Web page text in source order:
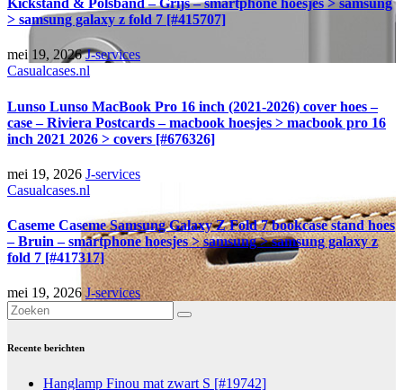
Kickstand & Polsband – Grijs – smartphone hoesjes > samsung
> samsung galaxy z fold 7 [#415707]
mei 19, 2026J-services
Casualcases.nl
Lunso Lunso MacBook Pro 16 inch (2021-2026) cover hoes –
case – Riviera Postcards – macbook hoesjes > macbook pro 16
inch 2021 2026 > covers [#676326]
mei 19, 2026 J-services
Casualcases.nl
Caseme Caseme Samsung Galaxy Z Fold 7 bookcase stand hoes
– Bruin – smartphone hoesjes > samsung > samsung galaxy z
fold 7 [#417317]
mei 19, 2026 J-services
Recente berichten
Hanglamp Finou mat zwart S [#19742]